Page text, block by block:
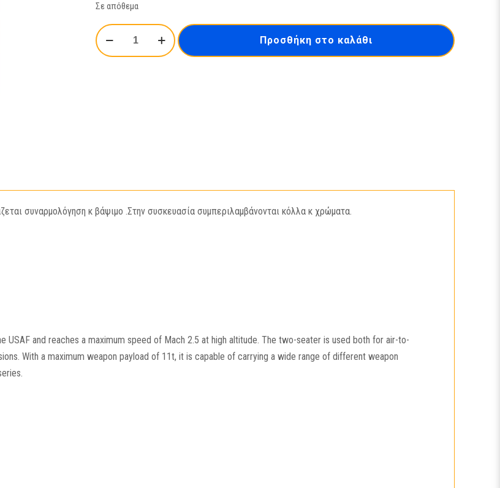
Σε απόθεμα
Model
Set
Προσθήκη στο καλάθι
συναρμολόγηση κ βάψιμο .Στην συσκευασία συμπεριλαμβάνονται κόλλα κ χρώματα.
and reaches a maximum speed of Mach 2.5 at high altitude. The two-seater is used both for air-to-
With a maximum weapon payload of 11t, it is capable of carrying a wide range of different weapon